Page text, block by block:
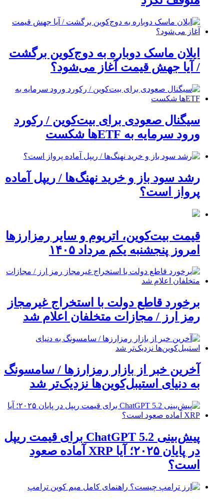
ایلان ماسک دوباره به دوج‌کوین برگشت
/ آیا جهش قیمت آغاز می‌شود؟
سیگنال صعودی برای بیت‌کوین / رکورد
ورود سرمایه به ETFها شکست
رشد سود باز و خرید نهنگ‌ها / ریپل آماده
پرواز است؟
قیمت بیت‌کوین، اتریوم و سایر رمزارزها
امروز پنجشنبه یکم مرداد ۱۴۰۵
برخورد قاطع دولت با استخراج غیرمجاز
رمز ارز / مجازات متخلفان اعلام شد
آخرین خبر از بازار رمزارزها / سامسونگ
به دنیای استیبل‌کوین‌ها نزدیک‌تر شد
پیش‌بینی ChatGPT 5.2 برای قیمت ریپل
در پایان ۲۰۲۵؛ آیا XRP آماده صعود
است؟